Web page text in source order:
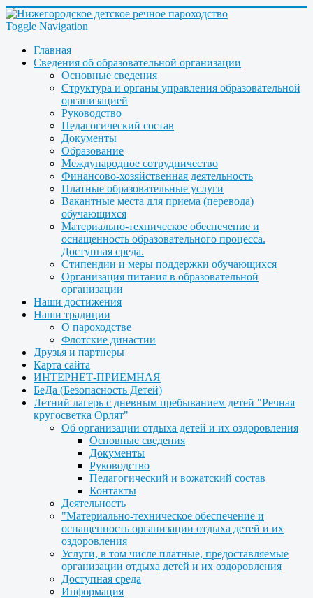
Toggle Navigation
Главная
Сведения об образовательной организации
Основные сведения
Структура и органы управления образовательной
организацией
Руководство
Педагогический состав
Документы
Образование
Международное сотрудничество
Финансово-хозяйственная деятельность
Платные образовательные услуги
Вакантные места для приема (перевода)
обучающихся
Материально-техническое обеспечение и
оснащенность образовательного процесса.
Доступная среда.
Стипендии и меры поддержки обучающихся
Организация питания в образовательной
организации
Наши достижения
Наши традиции
О пароходстве
Флотские династии
Друзья и партнеры
Карта сайта
ИНТЕРНЕТ-ПРИЕМНАЯ
БеДа (Безопасность Детей)
Летний лагерь с дневным пребыванием детей "Речная
кругосветка Орлят"
Об организации отдыха детей и их оздоровления
Основные сведения
Документы
Руководство
Педагогический и вожатский состав
Контакты
Деятельность
"Материально-техническое обеспечение и
оснащенность организации отдыха детей и их
оздоровления
Услуги, в том числе платные, предоставляемые
организации отдыха детей и их оздоровления
Доступная среда
Информация